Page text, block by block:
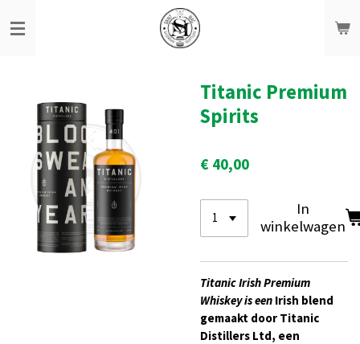
direct
Titanic Premium
Spirits
€ 40,00
In
winkelwagen
Titanic Irish Premium
Whiskey is een Irish blend
gemaakt door Titanic
Distillers Ltd, een